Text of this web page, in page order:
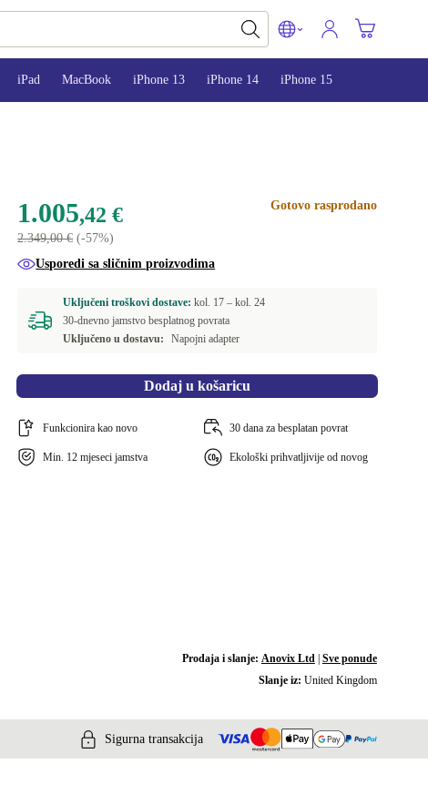
iPad MacBook iPhone 13 iPhone 14 iPhone 15
1.005,42 €
2.349,00 €(-57%)
Gotovo rasprodano
Usporedi sa sličnim proizvodima
Uključeni troškovi dostave:kol. 17 –kol. 24
30-dnevno jamstvo besplatnog povrata
Uključeno u dostavu:
Napojni adapter
Dodaj u košaricu
Funkcionira kao novo 30 dana za besplatan povrat
Min. 12 mjeseci jamstva Ekološki prihvatljivije od novog
Prodaja i slanje: Anovix Ltd| Sve ponude
Slanje iz: United Kingdom
Sigurna transakcija